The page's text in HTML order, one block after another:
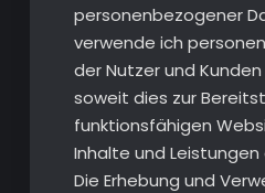
personenbezogener
verwende ich
der Nutzer und
soweit dies zur
funktionsfähigen
Inhalte und
Die Erhebung und